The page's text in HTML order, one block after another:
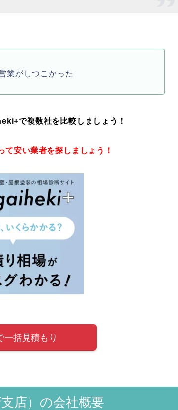
業がしつこかった
で複数社を比較しましょう！
て安い業者を探しましょう！
一括見積もり
店）の会社概要